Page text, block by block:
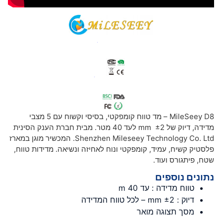
MileSeey D8 – מד טווח קומפקטי, בסיסי וקשוח עם 5 מצבי
מדידה, דיוק של ±2 mm לעד 40 מטר. מבית חברת הענק הסינית
Shenzhen Mileseey Technology Co. Ltd. המכשיר מוגן במארז
פלסטיק קשיח, עמיד, קומפקטי ונוח לאחיזה ונשיאה. מדידות טווח,
שטח, פיתגורס ועוד.
נתונים נוספים
טווח מדידה : עד m 40
דיוק : ±2 mm – לכל טווח המדידה
מסך תצוגה מואר